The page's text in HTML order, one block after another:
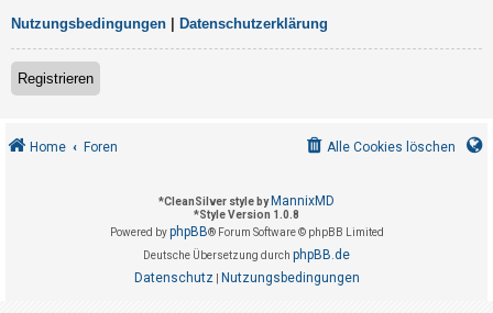
U
n
e
Nutzungsbedingungen Datenschutzerklärung
Registrieren
Home Foren Alle Cookies löschen
*CleanSilver style by MannixMD
*Style Version 1.0.8
Powered byphpBB® Forum Software © phpBB Limited
Deutsche Übersetzung durch phpBB.de
Datenschutz| Nutzungsbedingungen